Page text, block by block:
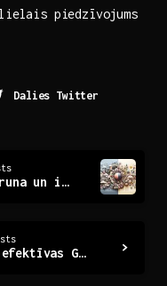
lielais piedzīvojums
Dalies Twitter
Komentāru atbildes: Saruna un ideju apmaiņa mūsu vidū
Uzzini, kā izveidot efektīvas Google Ads kampaņas